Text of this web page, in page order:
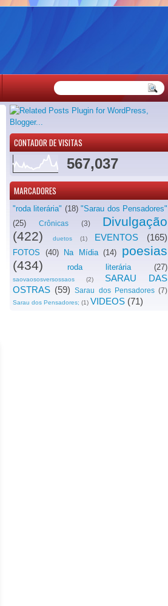
CONTADOR DE VISITAS
567,037
MARCADORES
"roda literária" (18) "Sarau dos Pensadores"
(25)
Crônicas (3)
Divulgação
(422)
duetos (1) EVENTOS (165)
FOTOS (40) Na Mídia (14)
poesias
(434)
roda literária (27)
saovaososversossaos (2)
SARAU DAS
OSTRAS (59) Sarau dos Pensadores (7)
Sarau dos Pensadores; (1) VIDEOS (71)